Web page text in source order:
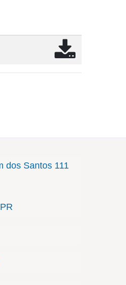
dos Santos 111